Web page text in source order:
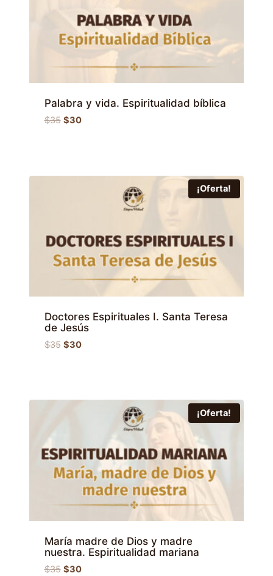
Palabra y vida. Espiritualidad bíblica
$35 El
$35.
$30El
$30.
¡Oferta!
Doctores Espirituales I. Santa Teresa
de Jesús
$35 El
$35.
$30El
$30.
¡Oferta!
María madre de Dios y madre
nuestra. Espiritualidad mariana
$35 El
$30El